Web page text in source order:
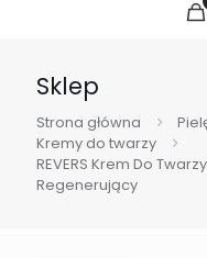
Sklep
Strona główna
Kremy do twarzy
REVERS Krem Do
Regenerujący